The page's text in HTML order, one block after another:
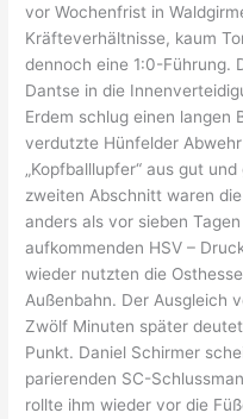
vor Wochenfrist in
Kräfteverhältnisse, kaum
dennoch eine 1:0-Führung.
Dantse in die
Erdem schlug einen langen
verdutzte Hünfelder
„Kopfballlupfer“ aus gut
zweiten Abschnitt waren
anders als vor sieben
aufkommenden HSV –
wieder nutzten die
Außenbahn. Der Ausgleich
Zwölf Minuten später
Punkt. Daniel Schirmer
parierenden SC-
rollte ihm wieder vor die